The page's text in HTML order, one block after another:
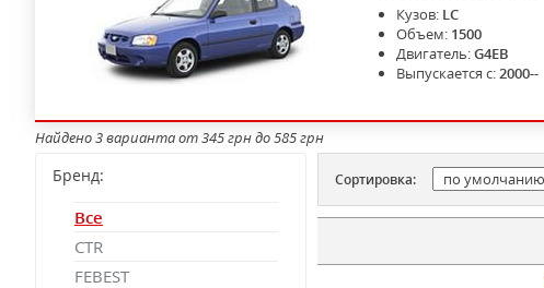
Кузов: LC
Объем: 1500
Двигатель:G4EB
Выпускается с: 2000--
Найдено 3 варианта от 345 грн до 585 грн
Бренд:
Все
CTR
FEBEST
Сортировка: